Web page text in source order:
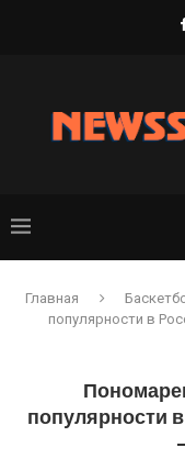
Главная
популярности в
популярности